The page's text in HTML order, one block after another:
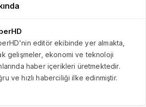
editör ekibinde yer almakta,
gelişmeler, ekonomi ve teknoloji
haber içerikleri üretmektedir.
ve hızlı haberciliği ilke edinmiştir.